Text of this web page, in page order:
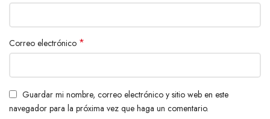
Correo electrónico *
Guardar mi nombre, correo electrónico y sitio web en este
navegador para la próxima vez que haga un comentario.